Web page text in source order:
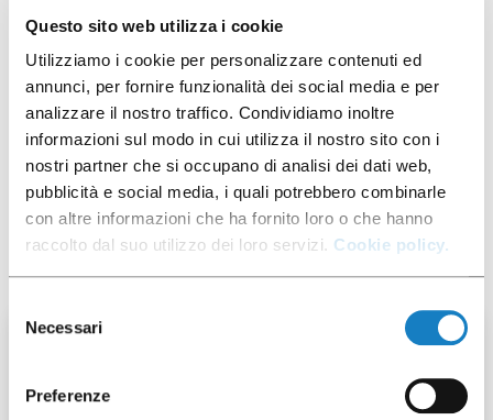
Questo sito web utilizza i cookie
Utilizziamo i cookie per personalizzare contenuti ed
annunci, per fornire funzionalità dei social media e per
analizzare il nostro traffico. Condividiamo inoltre
informazioni sul modo in cui utilizza il nostro sito con i
nostri partner che si occupano di analisi dei dati web,
pubblicità e social media, i quali potrebbero combinarle
con altre informazioni che ha fornito loro o che hanno
raccolto dal suo utilizzo dei loro servizi. Cookie policy.
delNecessari
Preferenze
Fiche produit
Vous pourriez également être
intéressée à ce produit: